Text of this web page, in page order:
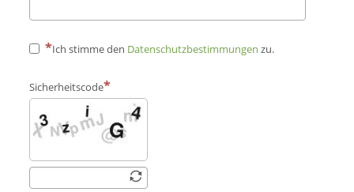
Ich stimme den Datenschutzbestimmungen zu.
Sicherheitscode